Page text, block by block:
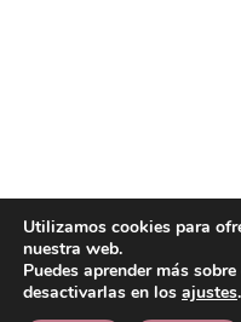
Utilizamos cookies para
nuestra web.
Puedes aprender más
desactivarlas en los ajustes.